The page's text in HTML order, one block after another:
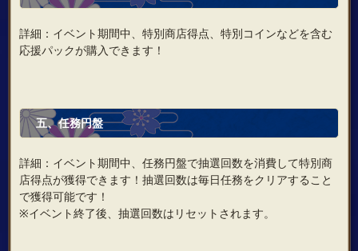
詳細：イベント期間中、特別商店得点、特別コインなどを含む
応援パックが購入できます！
五、任務円盤
詳細：イベント期間中、任務円盤で抽選回数を消費して特別商
店得点が獲得できます！抽選回数は毎日任務をクリアすること
で獲得可能です！
※イベント終了後、抽選回数はリセットされます。